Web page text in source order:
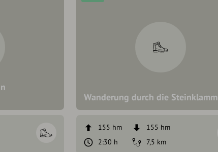
Wanderung durch die Steinklamm
155 hm
155 hm
2:30 h
7,5 km